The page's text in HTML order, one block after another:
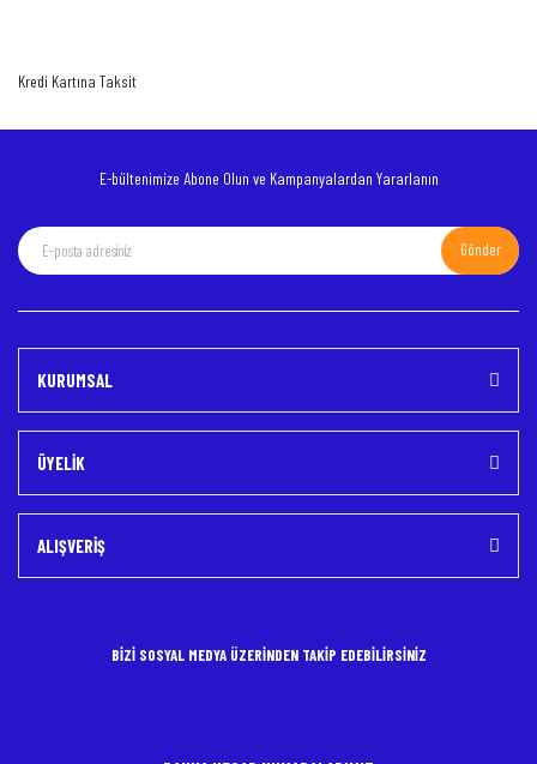
Kredi Kartına Taksit
E-bültenimize Abone Olun ve Kampanyalardan Yararlanın
Gönder
KURUMSAL
ÜYELİK
ALIŞVERİŞ
BİZİ SOSYAL MEDYA ÜZERİNDEN TAKİP EDEBİLİRSİNİZ